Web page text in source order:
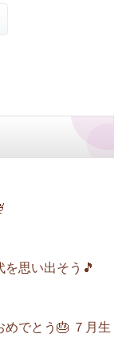
思い出そう🎵
でとう🎂 ７月生